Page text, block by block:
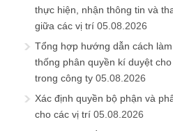
thực hiện, nhận thông tin và
giữa các vị trí 05.08.2026
Tổng hợp hướng dẫn cách
thống phân quyền kí duyệt
trong công ty 05.08.2026
Xác định quyền bộ phận và
cho các vị trí 05.08.2026